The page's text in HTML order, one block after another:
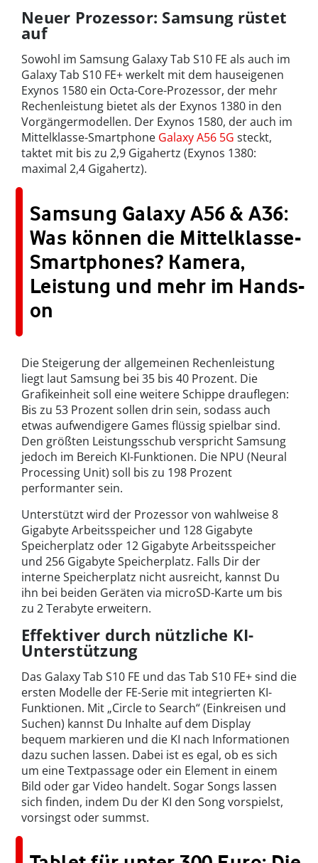
Neuer Prozessor: Samsung rüstet
auf
Sowohl im Samsung Galaxy Tab S10 FE als auch im
Galaxy Tab S10 FE+ werkelt mit dem hauseigenen
Exynos 1580 ein Octa-Core-Prozessor, der mehr
Rechenleistung bietet als der Exynos 1380 in den
Vorgängermodellen. Der Exynos 1580, der auch im
Mittelklasse-Smartphone Galaxy A56 5G steckt,
taktet mit bis zu 2,9 Gigahertz (Exynos 1380:
maximal 2,4 Gigahertz).
Samsung Galaxy A56 & A36:
Was können die Mittelklasse-
Smartphones? Kamera,
Leistung und mehr im Hands-
on
Die Steigerung der allgemeinen Rechenleistung
liegt laut Samsung bei 35 bis 40 Prozent. Die
Grafikeinheit soll eine weitere Schippe drauflegen:
Bis zu 53 Prozent sollen drin sein, sodass auch
etwas aufwendigere Games flüssig spielbar sind.
Den größten Leistungsschub verspricht Samsung
jedoch im Bereich KI-Funktionen. Die NPU (Neural
Processing Unit) soll bis zu 198 Prozent
performanter sein.
Unterstützt wird der Prozessor von wahlweise 8
Gigabyte Arbeitsspeicher und 128 Gigabyte
Speicherplatz oder 12 Gigabyte Arbeitsspeicher
und 256 Gigabyte Speicherplatz. Falls Dir der
interne Speicherplatz nicht ausreicht, kannst Du
ihn bei beiden Geräten via microSD-Karte um bis
zu 2 Terabyte erweitern.
Effektiver durch nützliche KI-
Unterstützung
Das Galaxy Tab S10 FE und das Tab S10 FE+ sind die
ersten Modelle der FE-Serie mit integrierten KI-
Funktionen. Mit „Circle to Search“ (Einkreisen und
Suchen) kannst Du Inhalte auf dem Display
bequem markieren und die KI nach Informationen
dazu suchen lassen. Dabei ist es egal, ob es sich
um eine Textpassage oder ein Element in einem
Bild oder gar Video handelt. Sogar Songs lassen
sich finden, indem Du der KI den Song vorspielst,
vorsingst oder summst.